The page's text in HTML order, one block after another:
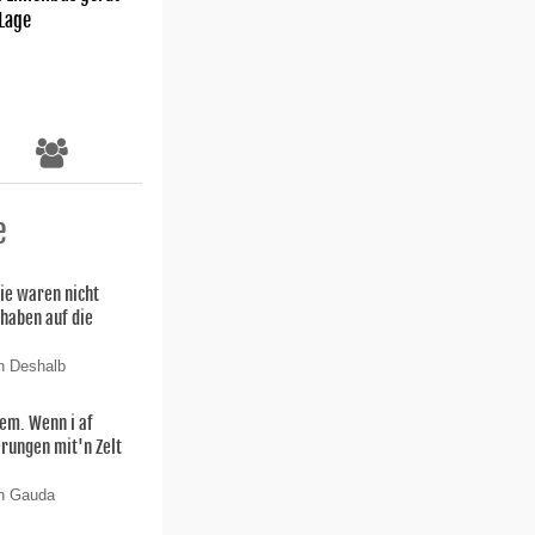
waren nicht
auf die
Deshalb
Wenn i af
mit'n Zelt
Gauda